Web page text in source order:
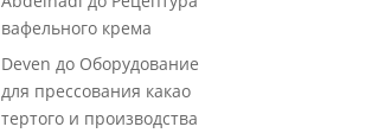
вафельного крема
Deven до Оборудование
для прессования какао
тертого и производства